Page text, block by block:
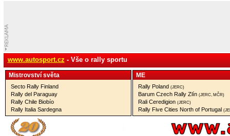
www.autosport.cz - Vše o rally sportu
Mistrovství­ světa
Secto Rally Finland
Rally del Paraguay
Rally Chile Biobío
Rally Italia Sardegna
ME
Rally Poland (JERC)
Barum Czech Rally Zlín (JERC, MČR)
Rali Ceredigion (JERC)
Rally Five Cities North of Portugal